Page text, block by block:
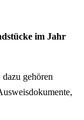
im Jahr
gehören